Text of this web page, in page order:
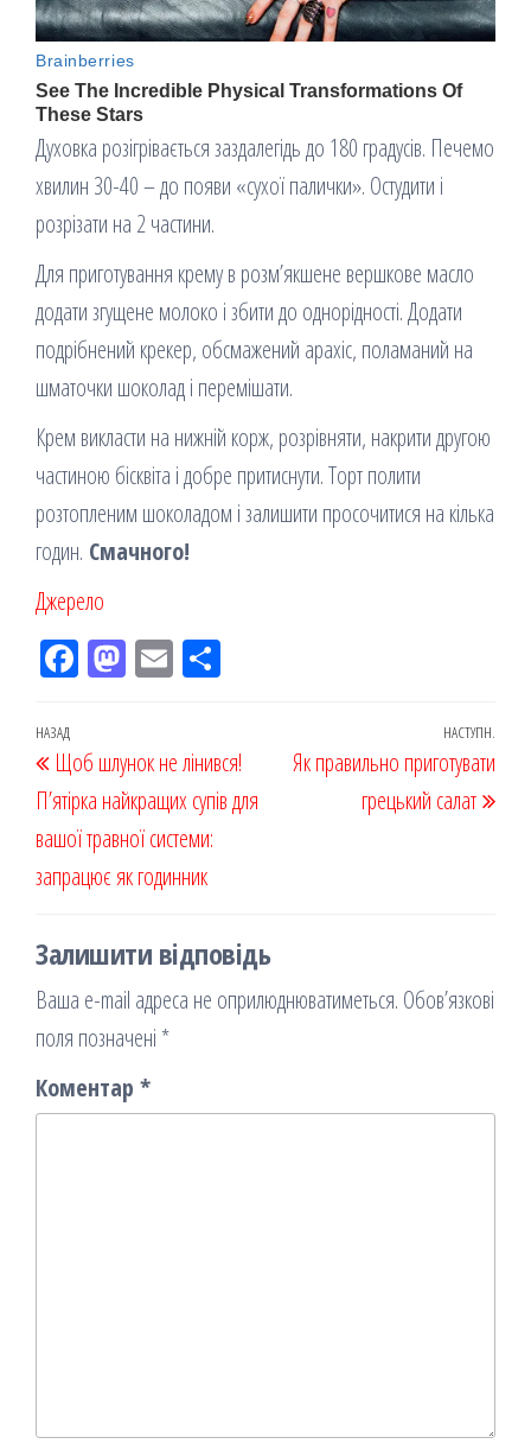
Духовка розігрівається заздалегідь до 180 градусів. Печемо
хвилин 30-40 – до появи «сухої палички». Остудити і
розрізати на 2 частини.
Для приготування крему в розм’якшене вершкове масло
додати згущене молоко і збити до однорідності. Додати
подрібнений крекер, обсмажений арахіс, поламаний на
шматочки шоколад і перемішати.
Крем викласти на нижній корж, розрівняти, накрити другою
частиною бісквіта і добре притиснути. Торт полити
розтопленим шоколадом і залишити просочитися на кілька
годин. Смачного!
Джерело
Fac
k
M
on
Em
ис
я
Навігація
записів
Попередній
запис
НАЗАД
Щоб шлунок не лінився!
П’ятірка найкращих супів для
вашої травної системи:
запрацює як годинник
НАСТУПН.
Як правильно приготувати
грецький салат
Залишити відповідь
Ваша e-mail адреса не оприлюднюватиметься. Обов’язкові
поля позначені *
Коментар *